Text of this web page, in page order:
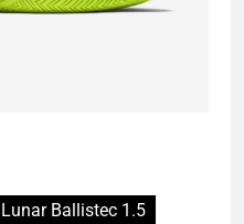
Ballistec 1.5